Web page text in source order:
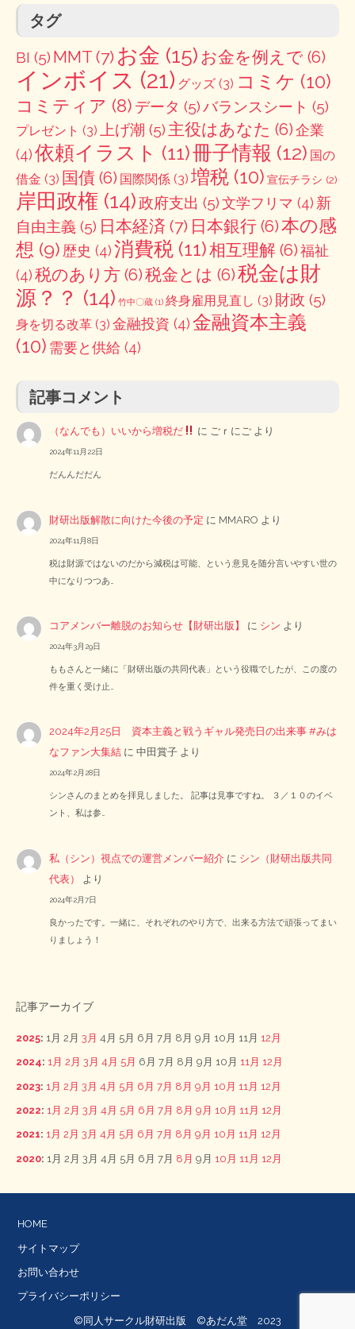
タグ
BI (5) MMT (7) お金 (15) お金を例えで (6)
インボイス (21) グッズ (3) コミケ (10)
コミティア (8) データ (5)バランスシート (5)
プレゼント (3) 上げ潮 (5) 主役はあなた (6)企業
(4)依頼イラスト (11)冊子情報 (12) 国の
借金 (3) 国債 (6) 国際関係 (3) 増税 (10) 宣伝チラシ (2)
岸田政権 (14)政府支出 (5)文学フリマ (4) 新
自由主義 (5) 日本経済 (7) 日本銀行 (6)本の感
想 (9) 歴史 (4)消費税 (11)相互理解 (6)福祉
(4)税のあり方 (6)税金とは (6)税金は財
源？？ (14) 竹中〇蔵 (1) 終身雇用見直し (3) 財政 (5)
身を切る改革 (3) 金融投資 (4)金融資本主義
(10) 需要と供給 (4)
記事コメント
（なんでも）いいから増税だ に ごｒにご より
2024年11月22日
だんんだだん
財研出版解散に向けた今後の予定 に MMARO より
2024年11月8日
税は財源ではないのだから減税は可能、という意見を随分言いやすい世の
中になりつつあ…
コアメンバー離脱のお知らせ【財研出版】 に シン より
2024年3月29日
ももさんと一緒に「財研出版の共同代表」という役職でしたが、この度の
件を重く受け止…
2024年2月25日 資本主義と戦うギャル発売日の出来事 #みは
なファン大集結 に中田賞子 より
2024年2月28日
シンさんのまとめを拝見しました。 記事は見事ですね。 ３／１０のイベ
ント、私は参…
私（シン）視点での運営メンバー紹介 に シン（財研出版共同
代表）
より
2024年2月7日
良かったです。一緒に、それぞれのやり方で、出来る方法で頑張ってまい
りましょう！
記事アーカイブ
2025: 1月 2月 3月 4月 5月 6月 7月 8月 9月 10月 11月 12月
2024: 1月 2月 3月 4月 5月 6月 7月 8月 9月 10月 11月 12月
2023: 1月 2月 3月 4月 5月 6月 7月 8月 9月 10月 11月 12月
2022: 1月 2月 3月 4月 5月 6月 7月 8月 9月 10月 11月 12月
2021: 1月 2月 3月 4月 5月 6月 7月 8月 9月 10月 11月 12月
2020: 1月 2月 3月 4月 5月 6月 7月 8月 9月 10月 11月 12月
HOME
サイトマップ
お問い合わせ
プライバシーポリシー
©同人サークル財研出版 ©あだん堂 2023